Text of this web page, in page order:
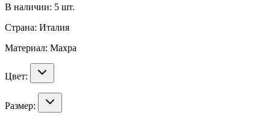
В наличии: 5 шт.
Страна: Италия
Материал: Махра
Цвет:
Размер: